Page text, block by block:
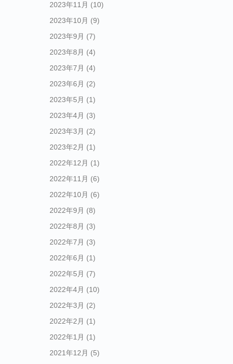
2023年11月 (10)
2023年10月 (9)
2023年9月 (7)
2023年8月 (4)
2023年7月 (4)
2023年6月 (2)
2023年5月 (1)
2023年4月 (3)
2023年3月 (2)
2023年2月 (1)
2022年12月 (1)
2022年11月 (6)
2022年10月 (6)
2022年9月 (8)
2022年8月 (3)
2022年7月 (3)
2022年6月 (1)
2022年5月 (7)
2022年4月 (10)
2022年3月 (2)
2022年2月 (1)
2022年1月 (1)
2021年12月 (5)